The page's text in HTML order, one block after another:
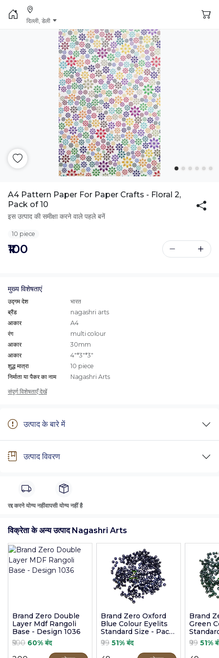
दिल्ली, डेली
A4 Pattern Paper For Paper Crafts - Floral 2,
Pack of 10
इस उत्पाद की समीक्षा करने वाले पहले बनें
10 piece
₹100
मुख्य विशेषताएं
उद्गम देश
भारत
ब्रैंड
nagashri arts
आकार
A4
रंग
multi colour
आकार
30mm
आकार
4"*3"*3"
शुद्ध मात्रा
10 piece
निर्माता या पैकर का नाम
Nagashri Arts
संपूर्ण विशेषताएँ देखें
उत्पाद के बारे में
उत्पाद विवरण
रद्द करने योग्य नहींवापसी योग्य नहीं है
विक्रेता के अन्य उत्पाद Nagashri Arts
Brand Zero Double
Layer Mdf Rangoli
Base - Design 1036
₹500 60% बंद
Brand Zero Oxford
Blue Colour Eyelits
Standard Size - Pack
of 100 Pcs
₹99 51% बंद
Brand
Green
of 100
₹99 51%